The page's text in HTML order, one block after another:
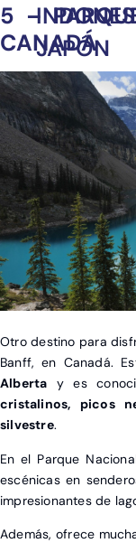
JAPÓN
SRI
VIETNAM
X
5 –
CANADÁ
Otro destino para
Banff, en Canadá.
Alberta y es
cristalinos, picos
silvestre.
En el Parque
escénicas en
impresionantes de
Además, ofrece